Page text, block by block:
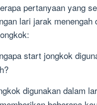
pertanyaan yang
lari jarak menengah
start jongkok
digunakan dalam